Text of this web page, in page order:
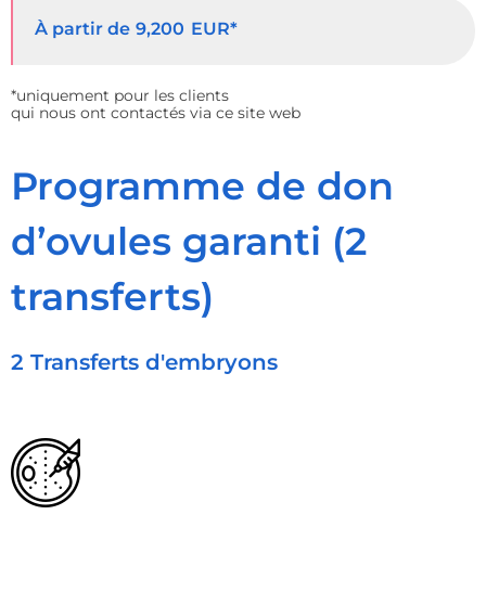
À partir de 9,200 EUR*
*uniquement pour les clients
qui nous ont contactés via ce site web
Programme de don
d’ovules garanti (2
transferts)
2 Transferts d'embryons